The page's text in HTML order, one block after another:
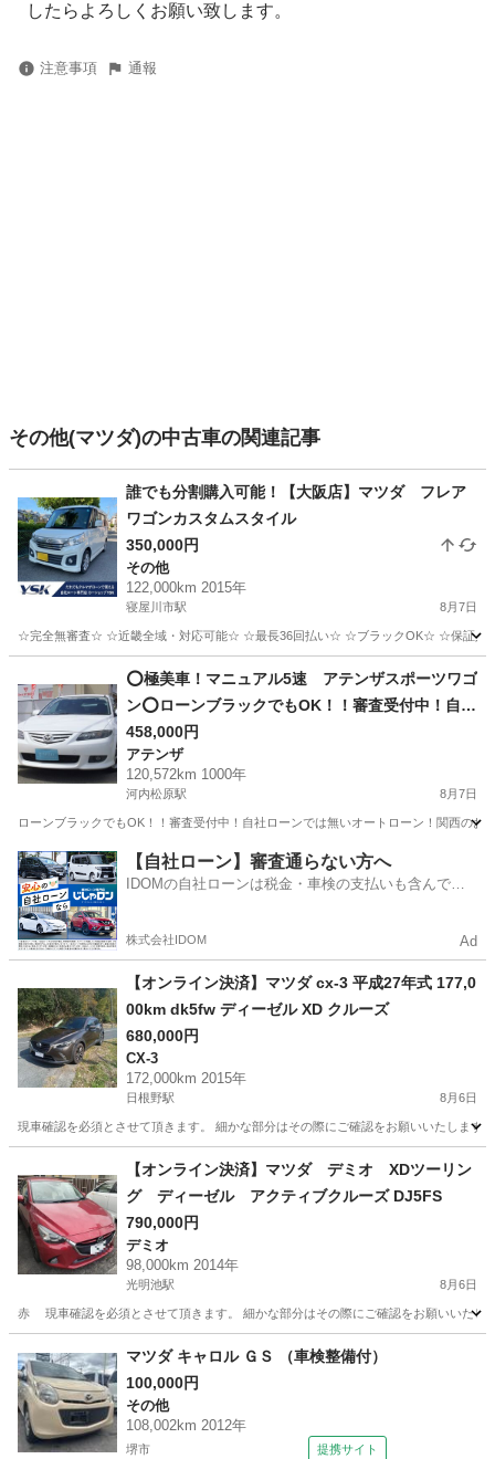
したらよろしくお願い致します。
注意事項 通報
その他(マツダ)の中古車の関連記事
誰でも分割購入可能！【大阪店】マツダ フレア
ワゴンカスタムスタイル
350,000円
その他
122,000km 2015年
寝屋川市駅 8月7日
☆完全無審査☆ ☆近畿全域・対応可能☆ ☆最長36回払い☆ ☆ブラックOK☆ ☆保証人
寝屋川市駅
⭕極美車！マニュアル5速 アテンザスポーツワゴ
ン⭕ローンブラックでもOK！！審査受付中！自社
ローンでは無いオートローン！関西のお店ですが
全国どこでも遠方納車できます！
458,000円
アテンザ
120,572km 1000年
河内松原駅 8月7日
ローンブラックでもOK！！審査受付中！自社ローンでは無いオートローン！関西
大阪 堺市 河内松原駅 アテンザ
【自社ローン】審査通らない方へ
IDOMの自社ローンは税金・車検の支払いも含んでい
株式会社IDOM Ad
【オンライン決済】マツダ cx-3 平成27年式 177,0
00km dk5fw ディーゼル XD クルーズ
680,000円
CX-3
172,000km 2015年
日根野駅 8月6日
現車確認を必須とさせて頂きます。 細かな部分はその際にご確認をお願いいたしま
日根野駅 CX-3 ディーゼル
【オンライン決済】マツダ デミオ XDツーリン
グ ディーゼル アクティブクルーズ DJ5FS
790,000円
デミオ
98,000km 2014年
光明池駅 8月6日
赤 現車確認を必須とさせて頂きます。 細かな部分はその際にご確認をお願いいたし
光明池駅 デミオ ディーゼル
マツダ キャロル ＧＳ （車検整備付）
100,000円
その他
108,002km 2012年
堺市 提携サイト